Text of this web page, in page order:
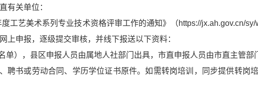
有关单位：
工艺美术系列专业技术资格评审工作的通知》（https://jx.ah.gov.cn/
上申报，逐级提交审核，并线下报送以下资料：
单），县区申报人员由属地人社部门出具，市直申报人员由市直主管
聘书或劳动合同、学历学位证书原件。如需转岗培训，同步提供转岗